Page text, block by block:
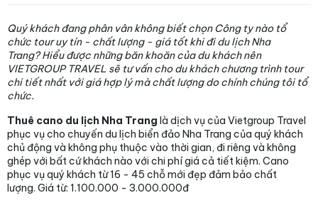
Quý khách đang phân vân không biết chọn Công ty nào tổ
chức tour uy tín - chất lượng - giá tốt khi đi du lịch Nha
Trang? Hiểu được những băn khoăn của du khách nên
VIETGROUP TRAVEL sẽ tư vấn cho du khách chương trình tour
chi tiết nhất với giá hợp lý mà chất lượng do chính chúng tôi tổ
chức.
Thuê cano du lịch Nha Trang là dịch vụ của Vietgroup Travel
phục vụ cho chuyến du lịch biển đảo Nha Trang của quý khách
chủ động và không phụ thuộc vào thời gian, đi riêng và không
ghép với bất cứ khách nào với chi phí giá cả tiết kiệm. Cano
phục vụ quý khách từ 16 - 45 chỗ mới đẹp đảm bảo chất
lượng. Giá từ: 1.100.000 - 3.000.000đ